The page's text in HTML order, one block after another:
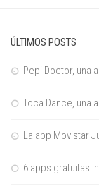
ÚLTIMOS POSTS
Pepi Doctor, una
Toca Dance, una
La app Movistar
6 apps gratuitas